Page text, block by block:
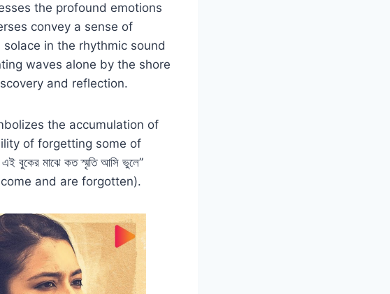
the profound emotions
convey a sense of
in the rhythmic sound
waves alone by the shore
and reflection.
the accumulation of
of forgetting some of
মাঝে কত স্মৃতি আসি ভুলে”
and are forgotten).